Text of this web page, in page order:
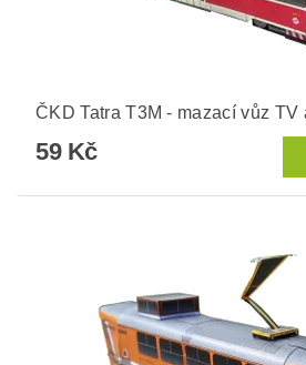
ČKD Tatra T3M - mazací vůz TV
59 Kč